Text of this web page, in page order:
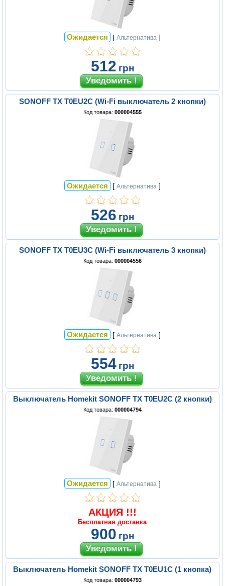
Ожидается [ Альтернатива ]
512 грн
SONOFF TX T0EU2C (Wi-Fi выключатель 2 кнопки)
Код товара: 000004555
Ожидается [ Альтернатива ]
526 грн
SONOFF TX T0EU3C (Wi-Fi выключатель 3 кнопки)
Код товара: 000004556
Ожидается [ Альтернатива ]
554 грн
Выключатель Homekit SONOFF TX T0EU2C (2 кнопки)
Код товара: 000004794
Ожидается [ Альтернатива ]
АКЦИЯ !!!
Бесплатная доставка
900 грн
Выключатель Homekit SONOFF TX T0EU1C (1 кнопка)
Код товара: 000004793